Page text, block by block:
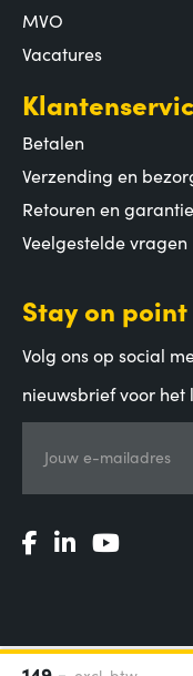
MVO
Vacatures
Betalen
Verzending en
Retouren en garantie
Veelgestelde vragen
Stay on point
Volg ons op social
nieuwsbrief voor het
Jouw e-mailadres